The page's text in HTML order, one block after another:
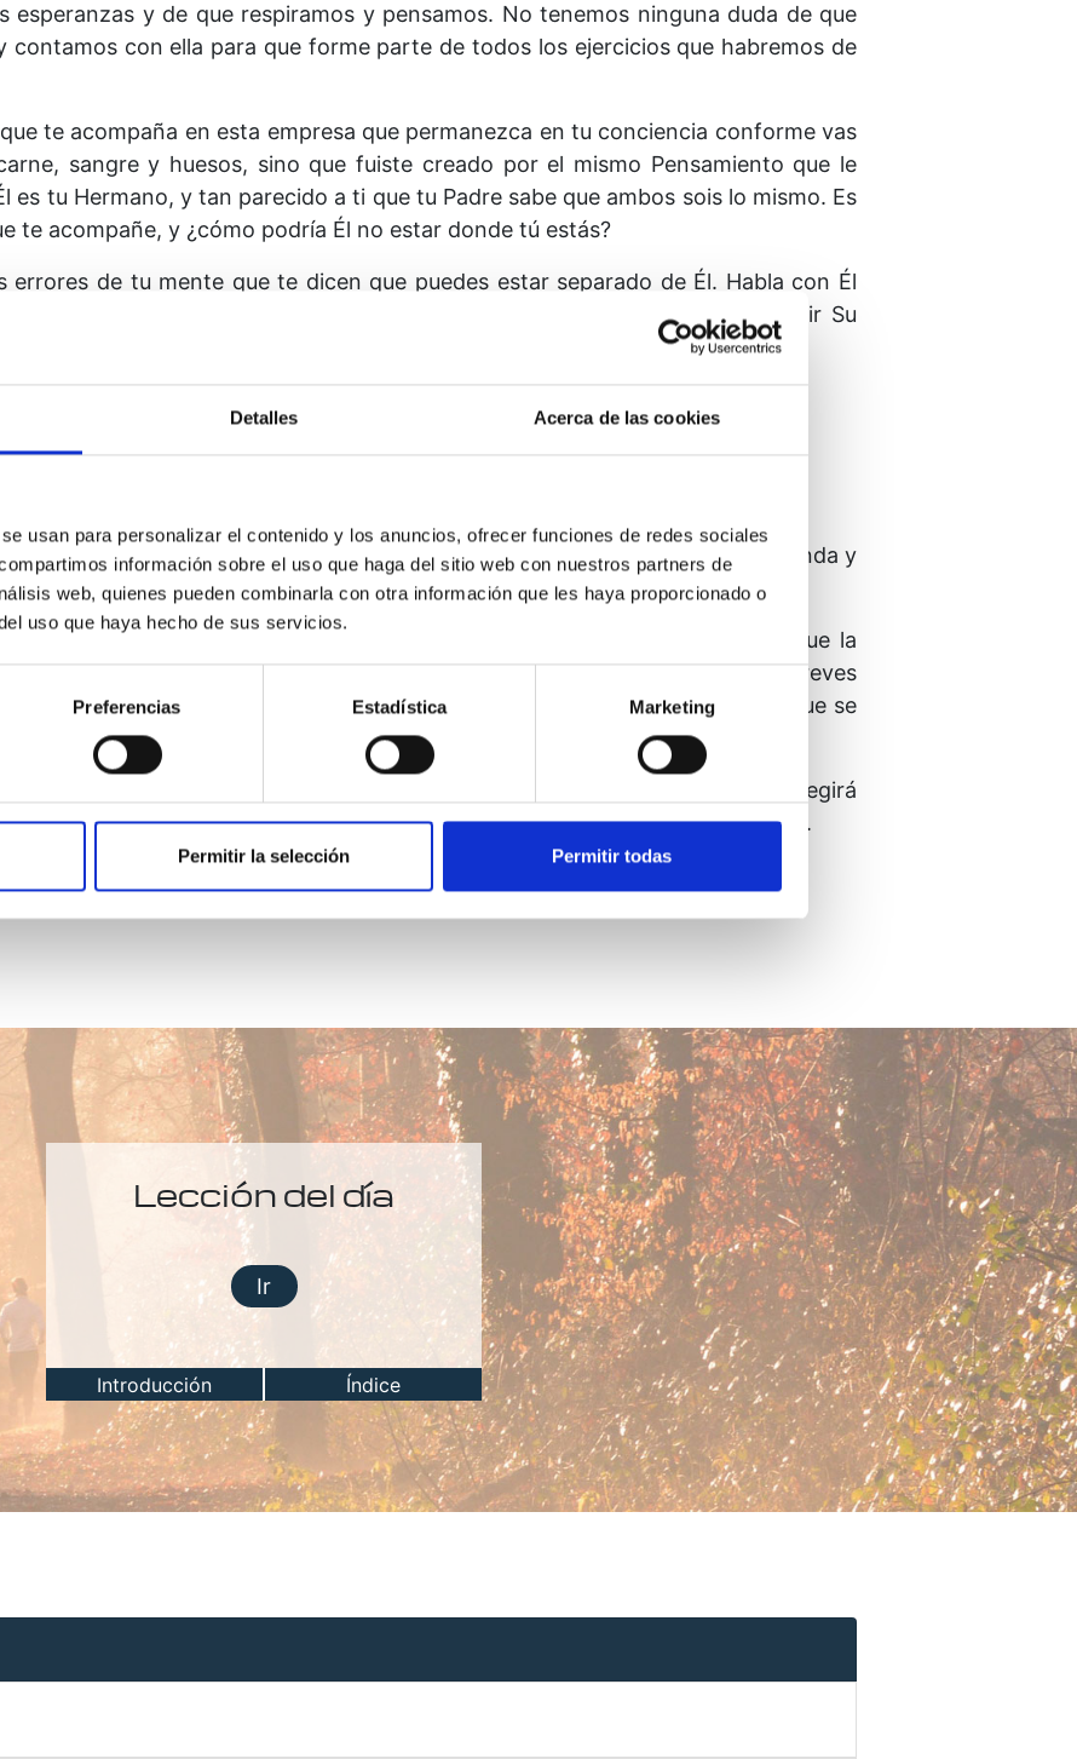
Detalles Acerca de las cookies
usan para personalizar el contenido y los anuncios, ofrecer funciones de redes sociales
información sobre el uso que haga del sitio web con nuestros partners de
web, quienes pueden combinarla con otra información que les haya proporcionado o
uso que haya hecho de sus servicios.
Preferencias Estadística Marketing
Permitir la selección Permitir todas
esperanzas y de que respiramos y pensamos. No tenemos ninguna duda de que
contamos con ella para que forme parte de todos los ejercicios que habremos de
te acompaña en esta empresa que permanezca en tu conciencia conforme vas
sangre y huesos, sino que fuiste creado por el mismo Pensamiento que le
es tu Hermano, y tan parecido a ti que tu Padre sabe que ambos sois lo mismo. Es
te acompañe, y ¿cómo podría Él no estar donde tú estás?
de tu mente que te dicen que puedes estar separado de Él. Habla con Él
que Su función se realice a través de ti. Compartir Su función es compartir Su
dices:
errores de mi mente, y descansaré en Aquel que es mi Ser.
hacia la verdad, la cual te envolverá y te llenará de una paz tan profunda y
al mundo que te es familiar.
a ver ese mundo. Pues traerás contigo la promesa de los cambios que la
efectuar en él. Éstos serán cada vez mayores con cada regalo de cinco breves
que rodean al mundo quedarán corregidos a medida que permitas que se
Cada vez que te dices a ti mismo con absoluta certeza: “La verdad corregirá
en nombre de todos y de Aquel que liberará al mundo según te libere a ti.
Lección del día
Ir
Introducción Índice